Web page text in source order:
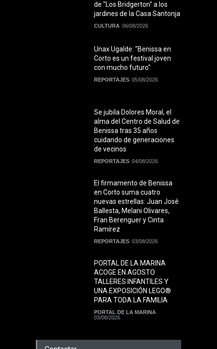
de "Los Bridgerton" a los
jardines de la Casa Santonja
CULTURA 06/08/2026
Unax Ugalde: "Benissa en
Corto es un festival joven
con mucho futuro"
REPORTAJES 05/08/2026
Se jubila Dolores Moral, el
alma del Centro de Salud de
Benissa tras 35 años
cuidando de generaciones
de vecinos
REPORTAJES 04/08/2026
El firmamento de Benissa
en Corto suma cuatro
nuevas estrellas: Juan José
Ballesta, Melani Olivares,
Fran Berenguer y Cinta
Ramírez
REPORTAJES 03/08/2026
PORTAL DE LA MARINA
ACOGE EN AGOSTO
TALLERES INFANTILES Y
UNA EXPOSICIÓN LEGO®
PARA TODA LA FAMILIA
PORTAL DE LA MARINA
03/08/2026